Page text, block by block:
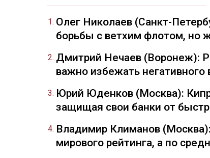
Олег Николаев (Санкт-
борьбы с ветхим флотом, но
Дмитрий Нечаев (Воронеж):
важно избежать негативного
Юрий Юденков (Москва): Кипр
защищая свои банки от
Владимир Климанов
мирового рейтинга, а по